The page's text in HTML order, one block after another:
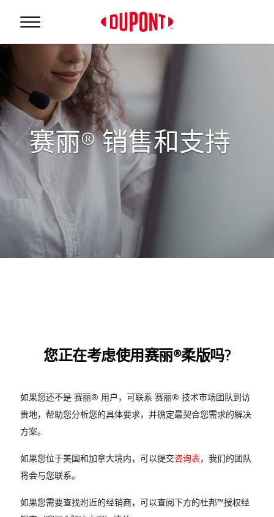
赛丽® 销售和支持
您正在考虑使用赛丽®柔版吗?
如果您还不是 赛丽® 用户，可联系 赛丽® 技术市场团队到访
贵地，帮助您分析您的具体要求，并确定最契合您需求的解决
方案。
如果您位于美国和加拿大境内，可以提交咨询表，我们的团队
将会与您联系。
如果您需要查找附近的经销商，可以查阅下方的杜邦™授权经